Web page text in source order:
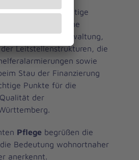
Johanniter wichtige
und moderne
zur Selbstverwaltung,
Leitstellenstrukturen, die
sowie
Stau der Finanzierung
Punkte für die
der
Pflegebegrüßen die
Bedeutung wohnortnaher
anerkennt.